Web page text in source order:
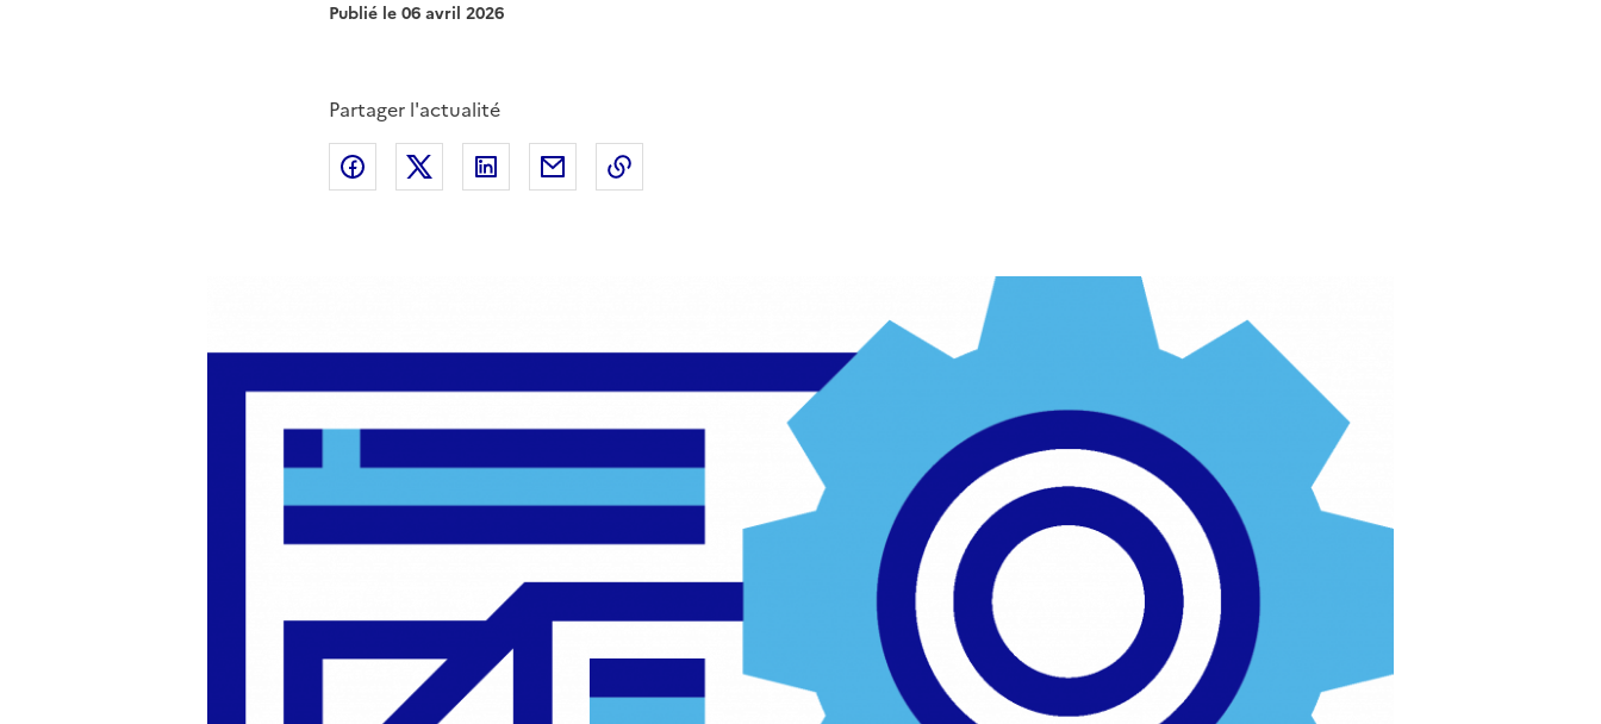
Publié le06 avril 2026
Partager l'actualité
Partager sur Facebook
Partager sur Twitter
Partager sur LinkedIn
Partager par email